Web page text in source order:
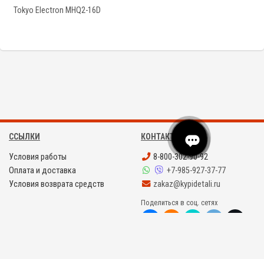
Tokyo Electron MHQ2-16D
ССЫЛКИ
Условия работы
Оплата и доставка
Условия возврата средств
КОНТАКТЫ
8-800-302-90-92
+7-985-927-37-77
zakaz@kypidetali.ru
Поделиться в соц. сетях